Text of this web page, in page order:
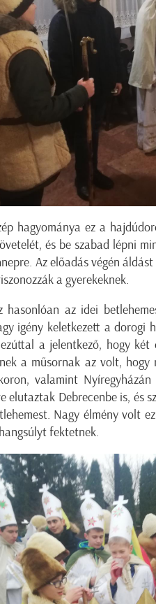
hagyománya ez a
és be szabad lépni
Az előadás végén
a gyerekeknek.
hasonlóan az idei
igény keletkezett a dorogi
a jelentkező, hogy két
a műsornak az volt,
valamint
elutaztak Debrecenbe is, és
Nagy élmény volt
fektetnek.